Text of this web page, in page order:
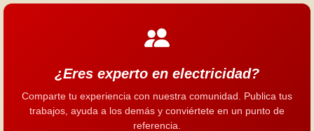
¿Eres experto en electricidad?
Comparte tu experiencia con nuestra comunidad. Publica tus
trabajos, ayuda a los demás y conviértete en un punto de
referencia.